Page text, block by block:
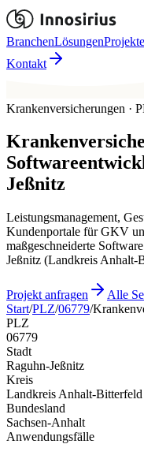
BranchenLösungenProjekte
Kontakt
Krankenversicherungen ·
Jeßnitz
Leistungsmanagement,
Kundenportale für GKV
maßgeschneiderte
Jeßnitz (Landkreis Anhalt-
Projekt anfragen
Alle
Start/PLZ/06779/
PLZ
06779
Stadt
Raguhn-Jeßnitz
Kreis
Landkreis Anhalt-Bitterfeld
Bundesland
Sachsen-Anhalt
Anwendungsfälle